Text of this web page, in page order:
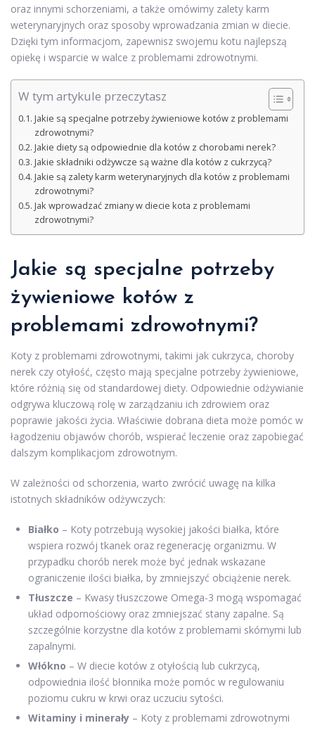
oraz innymi schorzeniami, a także omówimy zalety karm
weterynaryjnych oraz sposoby wprowadzania zmian w diecie.
Dzięki tym informacjom, zapewnisz swojemu kotu najlepszą
opiekę i wsparcie w walce z problemami zdrowotnymi.
W tym artykule przeczytasz
Jakie są specjalne potrzeby żywieniowe kotów z problemami
zdrowotnymi?
Jakie diety są odpowiednie dla kotów z chorobami nerek?
Jakie składniki odżywcze są ważne dla kotów z cukrzycą?
Jakie są zalety karm weterynaryjnych dla kotów z problemami
zdrowotnymi?
Jak wprowadzać zmiany w diecie kota z problemami
zdrowotnymi?
Jakie są specjalne potrzeby
żywieniowe kotów z
problemami zdrowotnymi?
Koty z problemami zdrowotnymi, takimi jak cukrzyca, choroby
nerek czy otyłość, często mają specjalne potrzeby żywieniowe,
które różnią się od standardowej diety. Odpowiednie odżywianie
odgrywa kluczową rolę w zarządzaniu ich zdrowiem oraz
poprawie jakości życia. Właściwie dobrana dieta może pomóc w
łagodzeniu objawów chorób, wspierać leczenie oraz zapobiegać
dalszym komplikacjom zdrowotnym.
W zależności od schorzenia, warto zwrócić uwagę na kilka
istotnych składników odżywczych:
Białko – Koty potrzebują wysokiej jakości białka, które
wspiera rozwój tkanek oraz regenerację organizmu. W
przypadku chorób nerek może być jednak wskazane
ograniczenie ilości białka, by zmniejszyć obciążenie nerek.
Tłuszcze – Kwasy tłuszczowe Omega-3 mogą wspomagać
układ odpornościowy oraz zmniejszać stany zapalne. Są
szczególnie korzystne dla kotów z problemami skórnymi lub
zapalnymi.
Włókno – W diecie kotów z otyłością lub cukrzycą,
odpowiednia ilość błonnika może pomóc w regulowaniu
poziomu cukru w krwi oraz uczuciu sytości.
Witaminy i minerały – Koty z problemami zdrowotnymi